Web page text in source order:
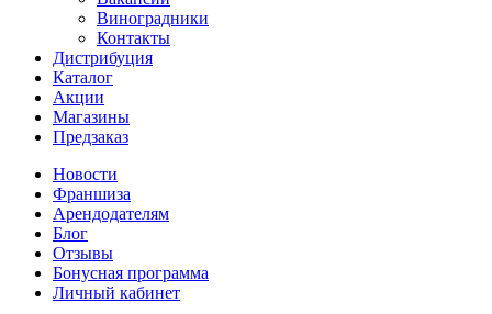
Виноградники
Контакты
Дистрибуция
Каталог
Акции
Магазины
Предзаказ
Новости
Франшиза
Арендодателям
Блог
Отзывы
Бонусная программа
Личный кабинет